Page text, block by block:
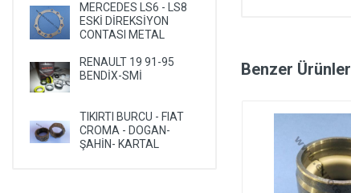
MERCEDES LS6 - LS8
ESKİ DİREKSİYON
CONTASI METAL
RENAULT 19 91-95
BENDİX-SMİ
TIKIRTI BURCU - FIAT
CROMA - DOGAN-
ŞAHİN- KARTAL
Benzer Ürünler